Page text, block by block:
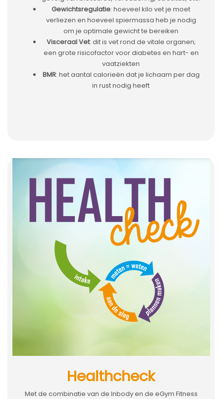
Gewichtsregulatie: hoeveel kilo vet je moet
verliezen en hoeveel spiermassa heb je nodig
om je optimale gewicht te bereiken
Visceraal Vet: dit is vet rond de vitale organen;
een grote risicofactor voor diabetes en hart- en
vaatziekten
BMR: het aantal calorieën dat je lichaam per dag
in rust nodig heeft
Healthcheck
Met de combinatie van de Inbody en de eGym Fitness